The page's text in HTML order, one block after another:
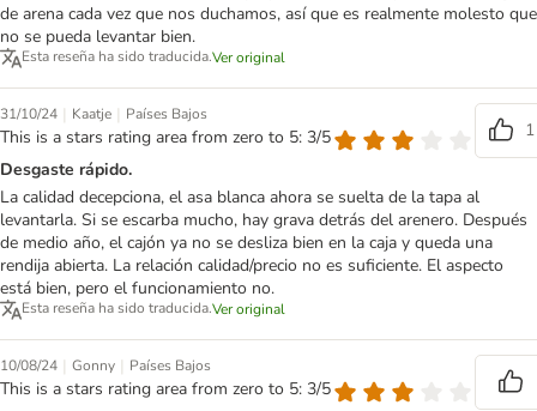
de arena cada vez que nos duchamos, así que es realmente molesto que
no se pueda levantar bien.
Esta reseña ha sido traducida.Ver original
31/10/24 | Kaatje | Países Bajos
This is a stars rating area from zero to 5: 3/5
1
Desgaste rápido.
La calidad decepciona, el asa blanca ahora se suelta de la tapa al
levantarla. Si se escarba mucho, hay grava detrás del arenero. Después
de medio año, el cajón ya no se desliza bien en la caja y queda una
rendija abierta. La relación calidad/precio no es suficiente. El aspecto
está bien, pero el funcionamiento no.
Esta reseña ha sido traducida.Ver original
10/08/24 | Gonny | Países Bajos
This is a stars rating area from zero to 5: 3/5